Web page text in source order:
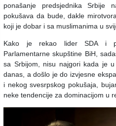
ponašanje predsjednika
pokušava da bude, dakle
koji je dobar i sa muslimanima u
Kako je rekao lider SDA i
Parlamentarne skupštine BiH,
sa Srbijom, nisu najgori kada je
danas, a došlo je do izvjesne
i nekog svesrpskog pokušaja,
neke tendencije za dominacijom u